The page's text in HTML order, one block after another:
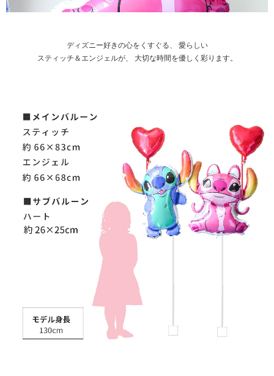
ディズニー好きの心をくすぐる、 愛らしい
スティッチ＆エンジェルが、 大切な時間を優しく彩ります。